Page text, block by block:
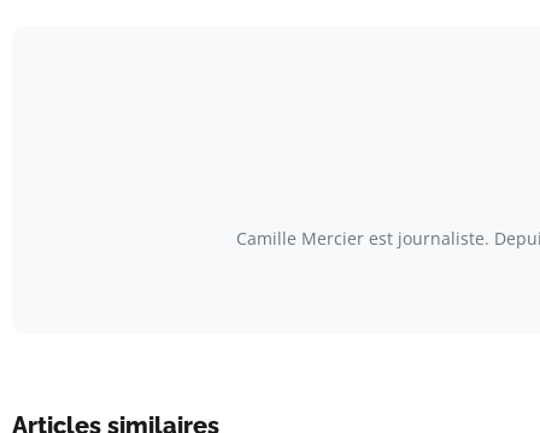
Camille Mercier est journaliste.
Articles similaires